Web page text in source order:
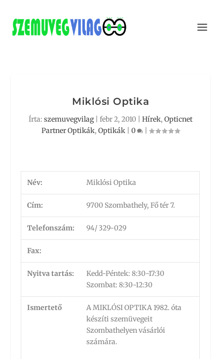
Miklósi Optika
Írta: szemuvegvilag| febr 2, 2010 Hírek, Opticnet
Partner Optikák, Optikák 0
Név: Miklósi Optika
Cím: 9700 Szombathely, Fő tér 7.
Telefonszám: 94/ 329-029
Fax:
Nyitva tartás:
Kedd-Péntek: 8:30-17:30
Szombat: 8:30-12:30
Ismertető
A MIKLÓSI OPTIKA 1982. óta
készíti szemüvegeit
Szombathelyen vásárlói
számára.